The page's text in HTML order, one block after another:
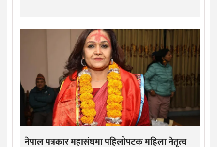
नेपाल पत्रकार महासंघमा पहिलोपटक महिला नेतृत्व